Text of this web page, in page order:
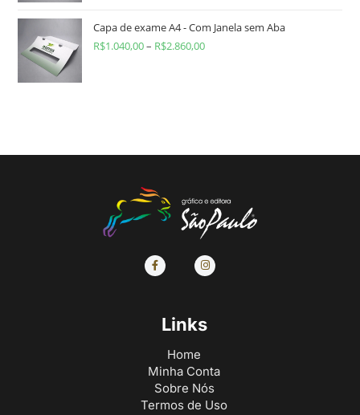
Capa de exame A4 - Com Janela sem Aba
R$1.040,00– R$2.860,00
Links
Home
Minha Conta
Sobre Nós
Termos de Uso